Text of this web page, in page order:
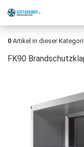
0 Artikel in dieser
FK90